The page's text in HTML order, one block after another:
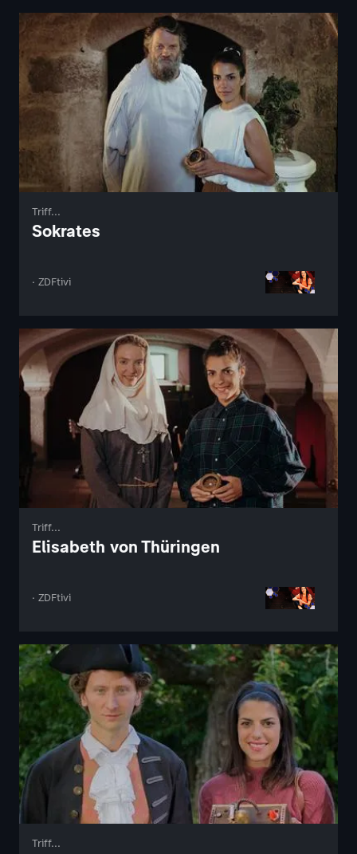
Triff...
Sokrates
· ZDFtivi
Triff...
Elisabeth von Thüringen
· ZDFtivi
Triff...